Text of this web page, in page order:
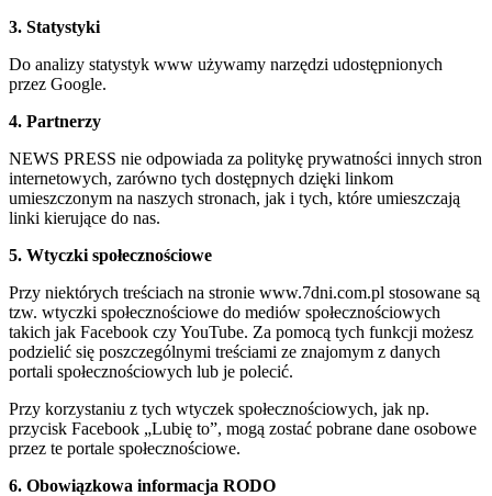
3. Statystyki
Do analizy statystyk www używamy narzędzi udostępnionych
przez Google.
4. Partnerzy
NEWS PRESS nie odpowiada za politykę prywatności innych stron
internetowych, zarówno tych dostępnych dzięki linkom
umieszczonym na naszych stronach, jak i tych, które umieszczają
linki kierujące do nas.
5. Wtyczki społecznościowe
Przy niektórych treściach na stronie www.7dni.com.pl stosowane są
tzw. wtyczki społecznościowe do mediów społecznościowych
takich jak Facebook czy YouTube. Za pomocą tych funkcji możesz
podzielić się poszczególnymi treściami ze znajomym z danych
portali społecznościowych lub je polecić.
Przy korzystaniu z tych wtyczek społecznościowych, jak np.
przycisk Facebook „Lubię to”, mogą zostać pobrane dane osobowe
przez te portale społecznościowe.
6. Obowiązkowa informacja RODO